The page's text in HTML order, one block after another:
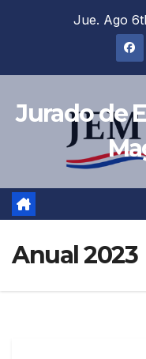
Jue. Ago
Jurado de
Anual 2023